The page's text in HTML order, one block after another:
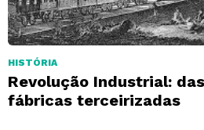
HISTÓRIA
Revolução Industrial:
fábricas terceirizadas